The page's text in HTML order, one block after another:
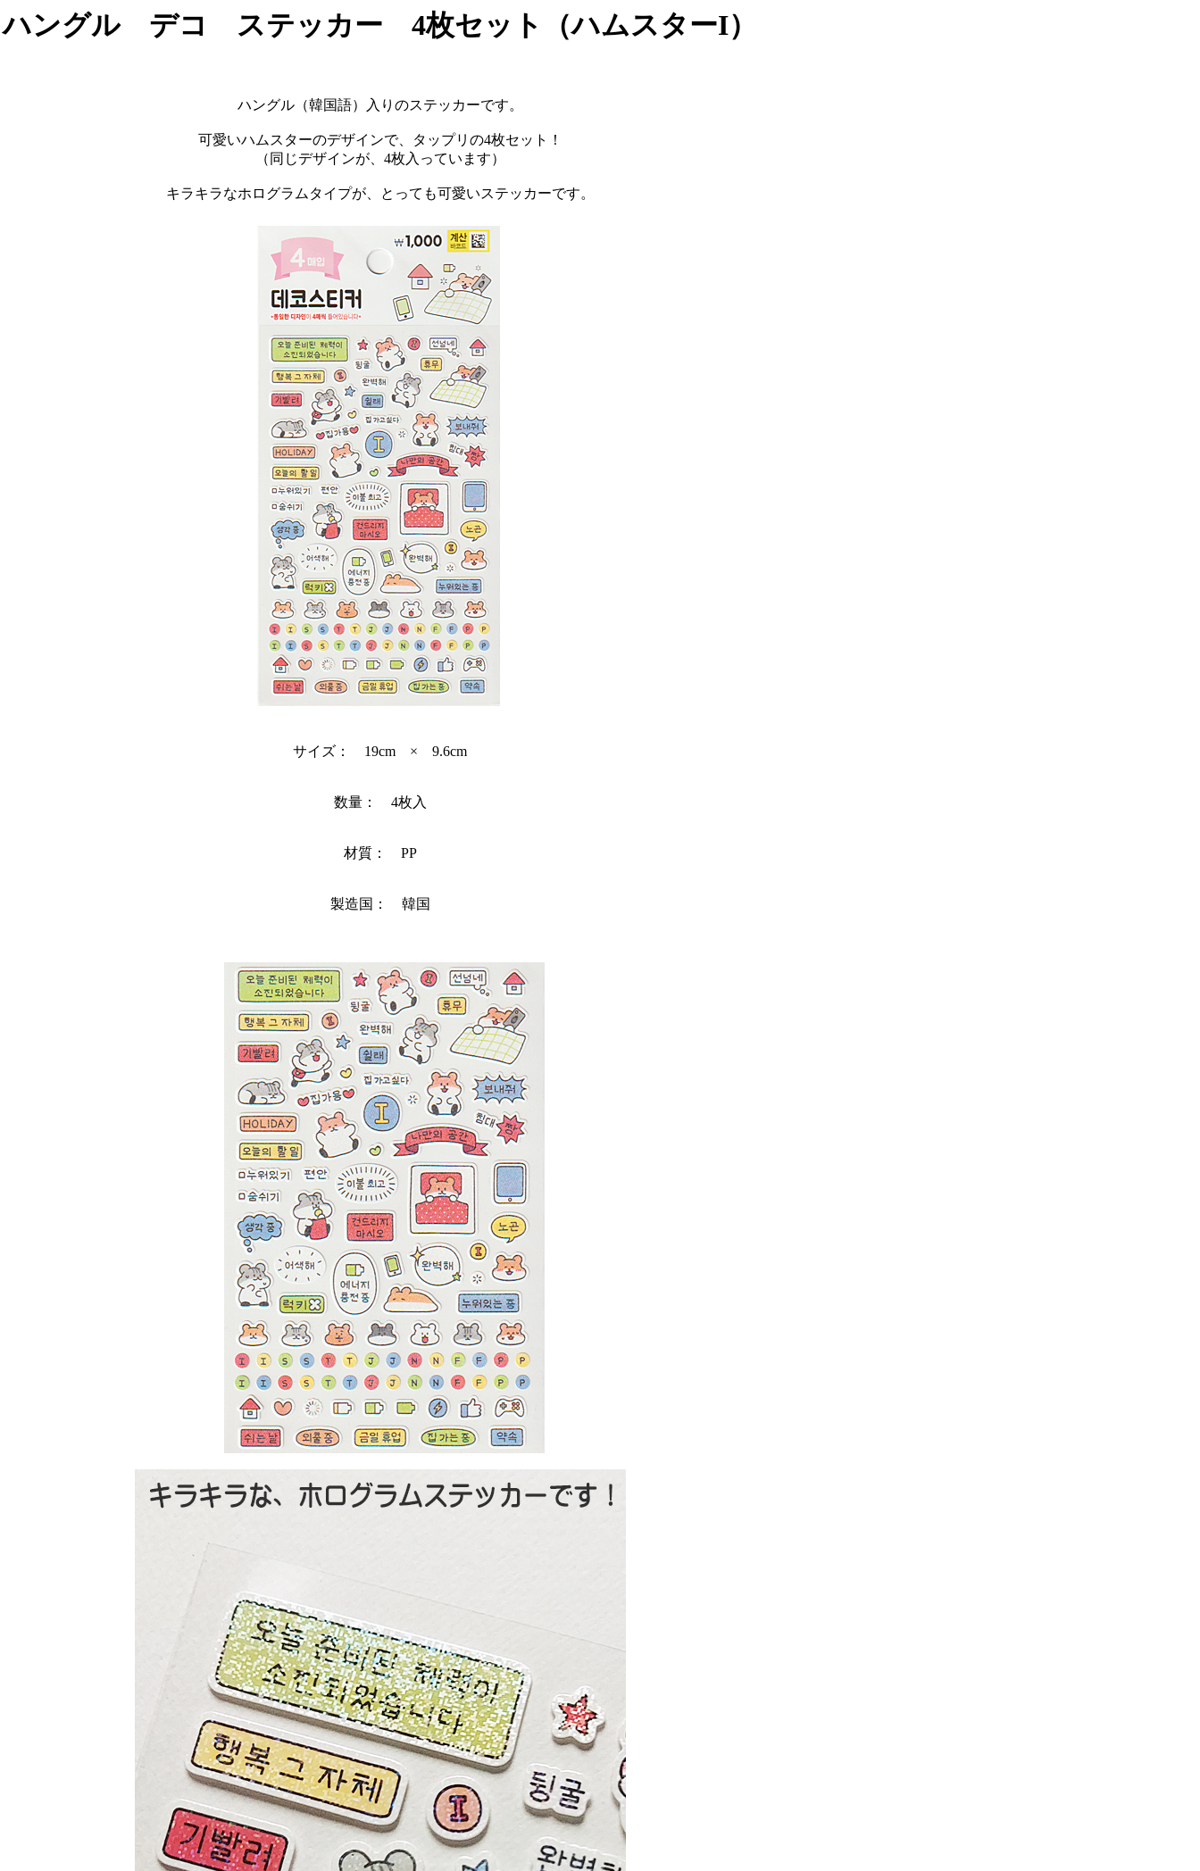
ハングル デコ ステッカー 4枚セット（ハムスターI）
ハングル（韓国語）入りのステッカーです。
可愛いハムスターのデザインで、タップリの4枚セット！
（同じデザインが、4枚入っています）
キラキラなホログラムタイプが、とっても可愛いステッカーです。
サイズ： 19cm × 9.6cm
数量： 4枚入
材質： PP
製造国： 韓国